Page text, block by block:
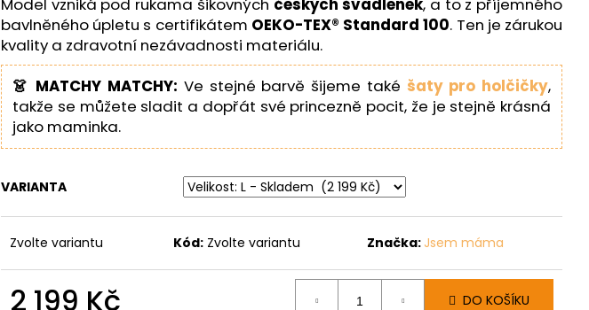
bavlněného úpletu s certifikátem OEKO-TEX® Standard 100. Ten je zárukou
kvality a zdravotní nezávadnosti materiálu.
👗 MATCHY MATCHY: Ve stejné barvě šijeme také šaty pro holčičky,
takže se můžete sladit a dopřát své princezně pocit, že je stejně krásná
jako maminka.
VARIANTA
Zvolte variantu Kód: Zvolte variantu Značka: Jsem máma
2 199 Kč DO KOŠÍKU